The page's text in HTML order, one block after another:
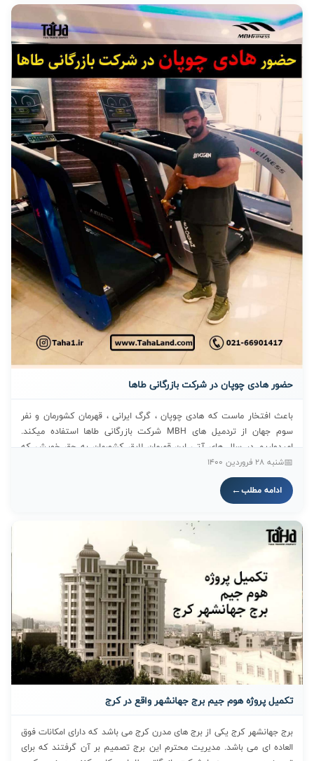
حضور هادی چوپان در شرکت بازرگانی طاها
باعث افتخار ماست که هادی چوپان ، گرگ ایرانی ، قهرمان کشورمان و نفر
سوم جهان از تردمیل های MBH شرکت بازرگانی طاها استفاده میکند.
امیدواریم در سال های آتی این قهرمان لایق کشورمان به حق خویش که
قهرمانی جهان است برسد.
شنبه 28 فروردين 1400
ادامه مطلب
تکمیل پروژه هوم جیم برج جهانشهر واقع در کرج
برج جهانشهر کرج یکی از برج های مدرن کرج می باشد که دارای امکانات فوق
العاده ای می باشد. مدیریت محترم این برج تصمیم بر آن گرفتند که برای